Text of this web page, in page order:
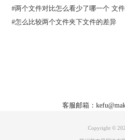
Beyond Compare文件夹比较工
其中，点击界面右侧底部的“添加插件
#两个文件对比怎么看少了哪一个 文
#怎么比较两个文件夹下文件的差异
客服邮箱：
Copyright ©